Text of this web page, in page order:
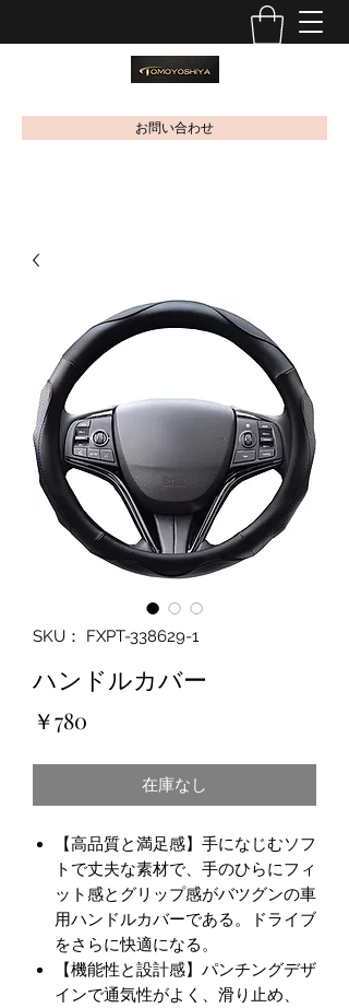
お問い合わせ
SKU： FXPT-338629-1
ハンドルカバー
￥780
在庫なし
【高品質と満足感】手になじむソフ
トで丈夫な素材で、手のひらにフィ
ット感とグリップ感がバツグンの車
用ハンドルカバーである。ドライブ
をさらに快適になる。
【機能性と設計感】パンチングデザ
インで通気性がよく、滑り止め、